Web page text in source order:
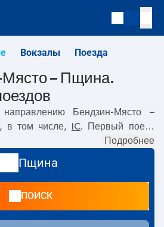
Вокзалы Поезда
Място – Пщина.
Бендзин-Място –
в том числе, IC. Первый поезд
с вокзала PKP Бендзин-Място.
отправляется в 21:57. По
–Пщина
более низкую цену билета
долгое время в пути. Поезд
на станции Пщина.
Подробнее
Пщина
ПОИСК